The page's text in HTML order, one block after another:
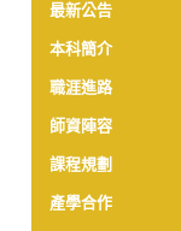
最新公告
本科簡介
職涯進路
師資陣容
課程規劃
產學合作